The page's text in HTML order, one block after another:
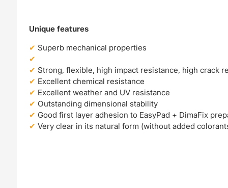
Unique features
Superb mechanical properties
Strong, flexible, high impact resistance, high crack
Excellent chemical resistance
Excellent weather and UV resistance
Outstanding dimensional stability
Good first layer adhesion to EasyPad + DimaFix
Very clear in its natural form (without added